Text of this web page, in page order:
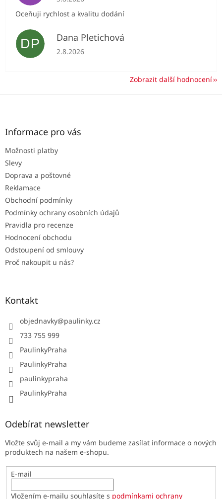
Oceňuji rychlost a kvalitu dodání
DP Dana Pletichová
Hodnocení obchodu je 5 z 5 hvězdiček.
2.8.2026
Zobrazit další hodnocení
Z
Informace pro vás
Možnosti platby
Slevy
Doprava a poštovné
Reklamace
Obchodní podmínky
Podmínky ochrany osobních údajů
Pravidla pro recenze
Hodnocení obchodu
Odstoupení od smlouvy
Proč nakoupit u nás?
Kontakt
objednavky@paulinky.cz
733 755 999
PaulinkyPraha
PaulinkyPraha
paulinkypraha
PaulinkyPraha
Odebírat newsletter
Vložte svůj e-mail a my vám budeme zasílat informace o nových
produktech na našem e-shopu.
E-mail
Vložením e-mailu souhlasíte s podmínkami ochrany